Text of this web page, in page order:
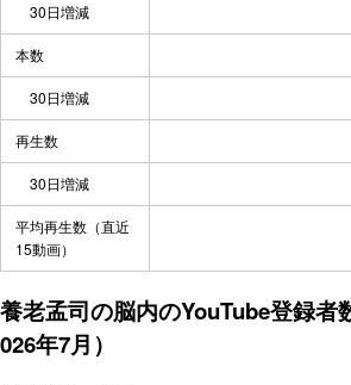
30日増減
本数
30日増減
再生数
30日増減
平均再生数（直近
15動画）
養老孟司の脳内のYouTube登録者
026年7月）